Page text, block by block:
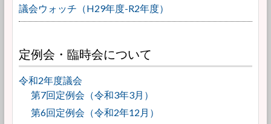
議会ウォッチ（H29年度-R2年度）
定例会・臨時会について
令和2年度議会
第7回定例会（令和3年3月）
第6回定例会（令和2年12月）